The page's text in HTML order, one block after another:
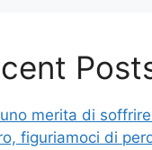
merita di
figuriamoci di